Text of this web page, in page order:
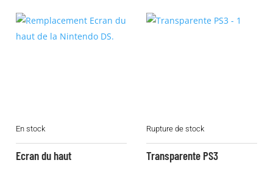
sur
la
produit
En stock
Ecran du haut
Rupture de stock
Transparente PS3